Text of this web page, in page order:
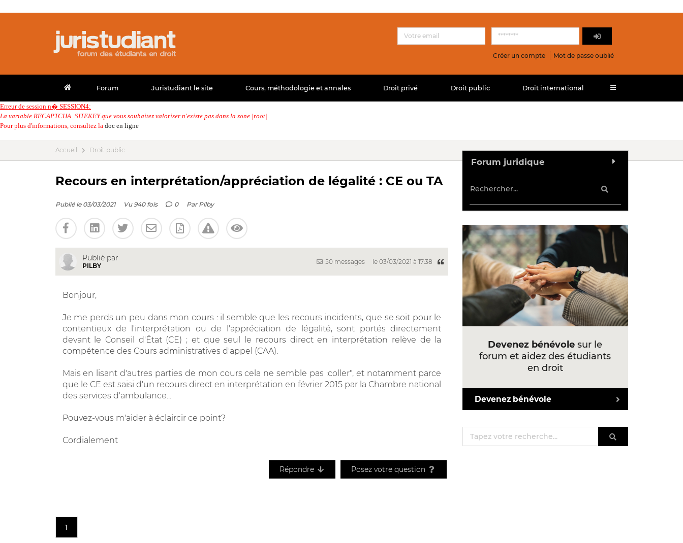
Créer un compte Mot de passe oublié
Forum Juristudiant le site Cours, méthodologie et annales Droit privé Droit public Droit international
Erreur de session n� SESSION4:
La variable RECAPTCHA_SITEKEY que vous souhaitez valoriser n'existe pas dans la zone |root|.
Pour plus d'informations, consultez la doc en ligne
Accueil Droit public
Recours en interprétation/appréciation de légalité : CE ou TA
Publié le 03/03/2021 Vu 940 fois 0 Par Pilby
Publié par
PILBY
50 messages le 03/03/2021 à 17:38
Bonjour,
Je me perds un peu dans mon cours : il semble que les recours incidents, que se soit pour le
contentieux de l'interprétation ou de l'appréciation de légalité, sont portés directement
devant le Conseil d'État (CE) ; et que seul le recours direct en interprétation relève de la
compétence des Cours administratives d'appel (CAA).
Mais en lisant d'autres parties de mon cours cela ne semble pas :coller", et notamment parce
que le CE est saisi d'un recours direct en interprétation en février 2015 par la Chambre national
des services d'ambulance...
Pouvez-vous m'aider à éclaircir ce point?
Cordialement
Répondre Posez votre question
1
Forum juridique
Devenez bénévole sur le
forum et aidez des étudiants
en droit
Devenez bénévole